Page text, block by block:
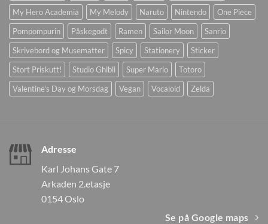
My Hero Academia
My Melody Naruto Nintendo
One Piece
Pompompurin
Påskegodt Ramen Sailor Moon
Sanrio
Skrivebord og Musematter
Spicy Stationery
Sticker
Stort Priskutt!
Studio Ghibli Super Mario
Totoro
Valentine's Day og Morsdag
Vegan Vocaloid Zelda
Adresse
Karl Johans Gate 7
Arkaden 2.etasje
0154 Oslo
Se på Google maps